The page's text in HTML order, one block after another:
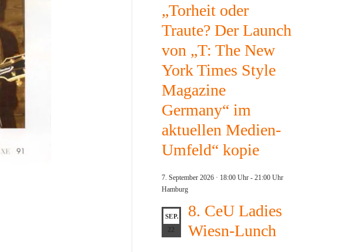
„Torheit oder
Traute? Der Launch
von „T: The New
York Times Style
Magazine
Germany“ im
aktuellen Medien-
Umfeld“ kopie
7. September 2026 · 18:00 Uhr- 21:00 Uhr
Hamburg
SEP.
22
8. CeU Ladies
Wiesn-Lunch